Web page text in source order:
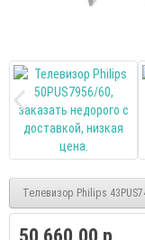
Телевизор Philips